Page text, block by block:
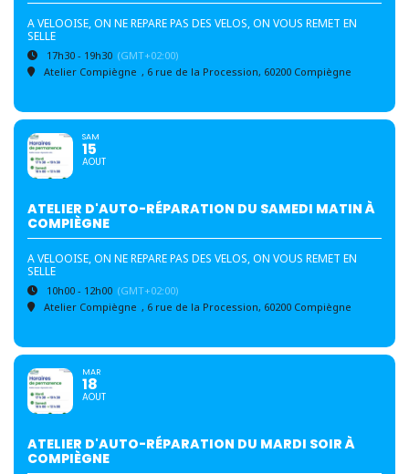
A VELOOISE, ON NE REPARE PAS DES VELOS, ON VOUS REMET EN
SELLE
17h30 - 19h30 (GMT+02:00)
Atelier Compiègne , 6 rue de la Procession, 60200 Compiègne
SAM
15
AOUT
ATELIER D'AUTO-RÉPARATION DU SAMEDI MATIN À
COMPIÈGNE
A VELOOISE, ON NE REPARE PAS DES VELOS, ON VOUS REMET EN
SELLE
10h00 - 12h00 (GMT+02:00)
Atelier Compiègne , 6 rue de la Procession, 60200 Compiègne
MAR
18
AOUT
ATELIER D'AUTO-RÉPARATION DU MARDI SOIR À
COMPIÈGNE